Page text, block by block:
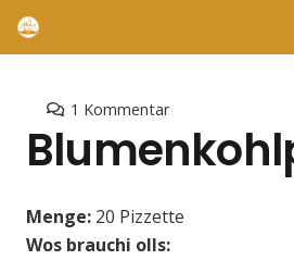
1 Kommentar
Menge: 20 Pizzette
Wos brauchi olls: